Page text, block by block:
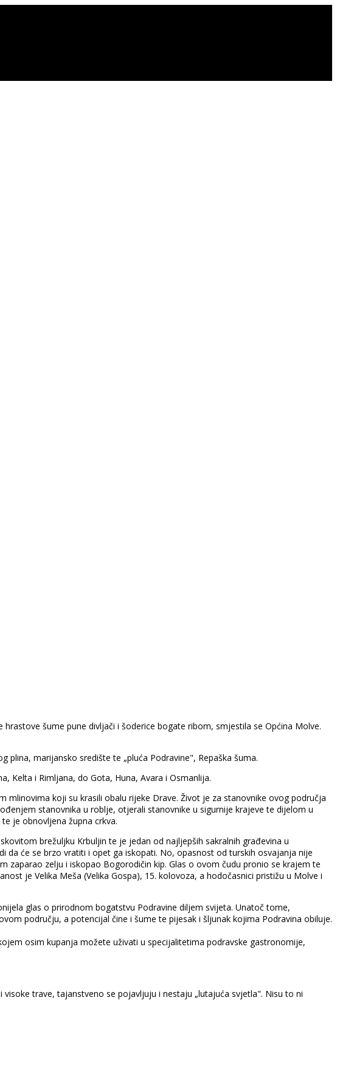
šume pune divljači i šoderice bogate ribom, smjestila se Općina Molve.
marijansko središte te „pluća Podravine", Repaška šuma.
Kelta i Rimljana, do Gota, Huna, Avara i Osmanlija.
koji su krasili obalu rijeke Drave. Život je za stanovnike ovog područja
stanovnika u roblje, otjerali stanovnike u sigurnije krajeve te dijelom u
je obnovljena župna crkva.
brežuljku Krbuljin te je jedan od najljepših sakralnih građevina u
da će se brzo vratiti i opet ga iskopati. No, opasnost od turskih osvajanja nije
zaparao zelju i iskopao Bogorodičin kip. Glas o ovom čudu pronio se krajem te
je Velika Meša (Velika Gospa), 15. kolovoza, a hodočasnici pristižu u Molve i
glas o prirodnom bogatstvu Podravine diljem svijeta. Unatoč tome,
području, a potencijal čine i šume te pijesak i šljunak kojima Podravina obiluje.
osim kupanja možete uživati u specijalitetima podravske gastronomije,
trave, tajanstveno se pojavljuju i nestaju „lutajuća svjetla". Nisu to ni